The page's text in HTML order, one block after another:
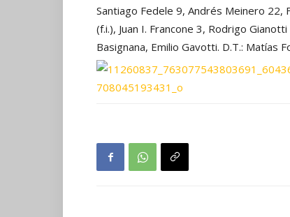
Santiago Fedele 9, Andrés Meinero
(f.i.), Juan I. Francone 3, Rodrigo
Basignana, Emilio Gavotti. D.T.: Matías